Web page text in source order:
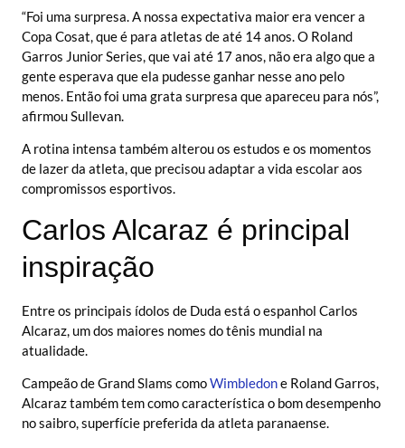
“Foi uma surpresa. A nossa expectativa maior era vencer a
Copa Cosat, que é para atletas de até 14 anos. O Roland
Garros Junior Series, que vai até 17 anos, não era algo que a
gente esperava que ela pudesse ganhar nesse ano pelo
menos. Então foi uma grata surpresa que apareceu para nós”,
afirmou Sullevan.
A rotina intensa também alterou os estudos e os momentos
de lazer da atleta, que precisou adaptar a vida escolar aos
compromissos esportivos.
Carlos Alcaraz é principal
inspiração
Entre os principais ídolos de Duda está o espanhol Carlos
Alcaraz, um dos maiores nomes do tênis mundial na
atualidade.
Campeão de Grand Slams comoWimbledone Roland Garros,
Alcaraz também tem como característica o bom desempenho
no saibro, superfície preferida da atleta paranaense.